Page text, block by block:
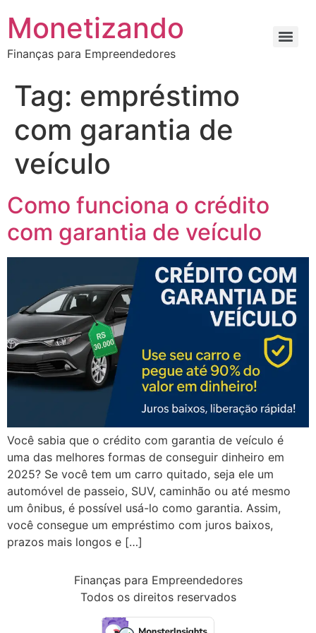
Monetizando
Finanças para Empreendedores
Tag: empréstimo
com garantia de
veículo
Como funciona o crédito
com garantia de veículo
Você sabia que o crédito com garantia de veículo é
uma das melhores formas de conseguir dinheiro em
2025? Se você tem um carro quitado, seja ele um
automóvel de passeio, SUV, caminhão ou até mesmo
um ônibus, é possível usá-lo como garantia. Assim,
você consegue um empréstimo com juros baixos,
prazos mais longos e […]
Finanças para Empreendedores
Todos os direitos reservados